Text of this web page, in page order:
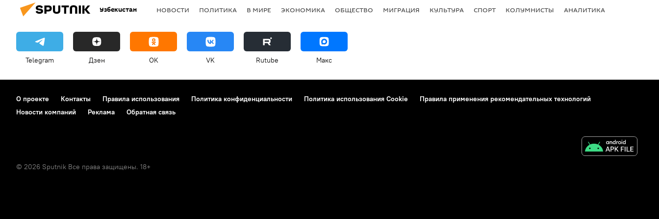
Узбекистан НОВОСТИ ПОЛИТИКА В МИРЕ ЭКОНОМИКА ОБЩЕСТВО МИГРАЦИЯ КУЛЬТУРА СПОРТ КОЛУМНИСТЫ АНАЛИТИКА
Telegram Дзен OK VK Rutube Макс
О проекте Контакты Правила использования Политика конфиденциальности Политика использования Cookie
Правила применения рекомендательных технологий
Новости компаний
Реклама Обратная связь
© 2026 Sputnik Все права защищены. 18+